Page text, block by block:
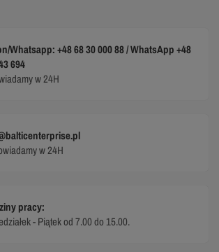
Whatsapp: +48 68 30 000 88 / WhatsApp +48
694
w 24H
w 24H
pracy:
- Piątek od 7.00 do 15.00.